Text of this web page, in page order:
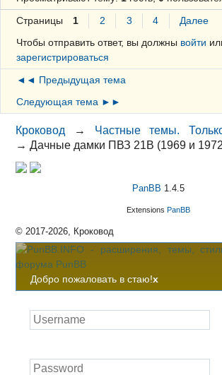
Страницы 1 2 3 4
Далее
Чтобы отправить ответ, вы должны войти
зарегистрироваться
◄◄ Предыдущая тема
Следующая тема ►►
Кроковод → Частные темы.
→Дачные дамки ПВЗ 21В (1969 и 1972
PanBB 1.4.5
Extensions PanBB
© 2017-2026, Кроковод
Добро пожаловать в стаю!x